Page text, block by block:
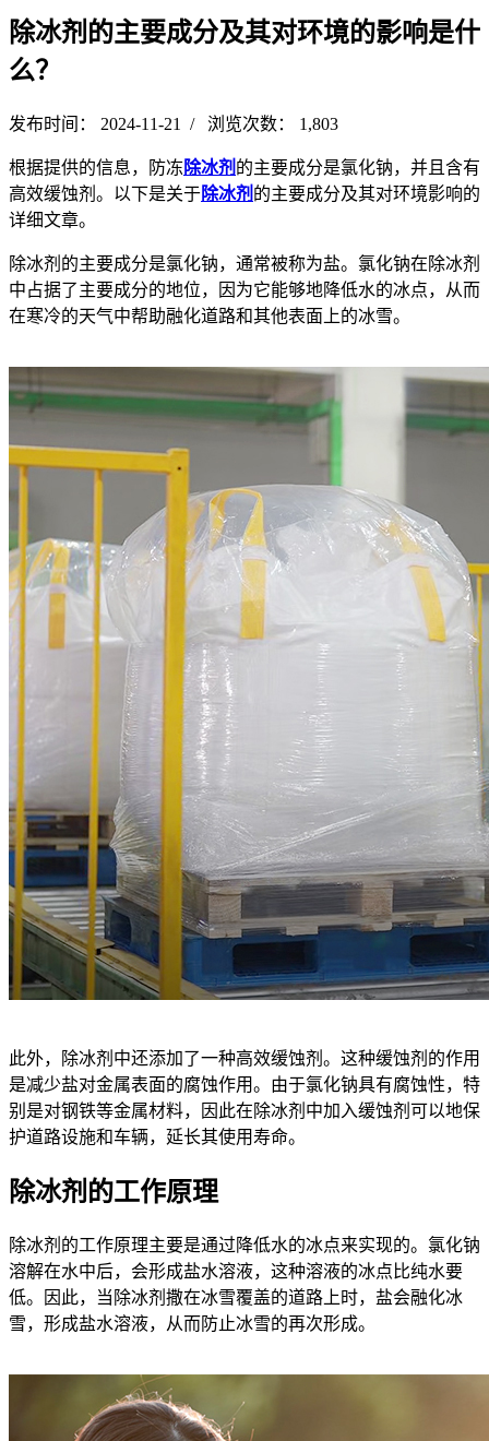
除冰剂的主要成分及其对环境的影响是什
么？
发布时间： 2024-11-21 / 浏览次数： 1,803
根据提供的信息，防冻除冰剂 的主要成分是氯化钠，并且含有
高效缓蚀剂。以下是关于除冰剂 的主要成分及其对环境影响的
详细文章。
除冰剂的主要成分是氯化钠，通常被称为盐。氯化钠在除冰剂
中占据了主要成分的地位，因为它能够地降低水的冰点，从而
在寒冷的天气中帮助融化道路和其他表面上的冰雪。
此外，除冰剂中还添加了一种高效缓蚀剂。这种缓蚀剂的作用
是减少盐对金属表面的腐蚀作用。由于氯化钠具有腐蚀性，特
别是对钢铁等金属材料，因此在除冰剂中加入缓蚀剂可以地保
护道路设施和车辆，延长其使用寿命。
除冰剂的工作原理
除冰剂的工作原理主要是通过降低水的冰点来实现的。氯化钠
溶解在水中后，会形成盐水溶液，这种溶液的冰点比纯水要
低。因此，当除冰剂撒在冰雪覆盖的道路上时，盐会融化冰
雪，形成盐水溶液，从而防止冰雪的再次形成。